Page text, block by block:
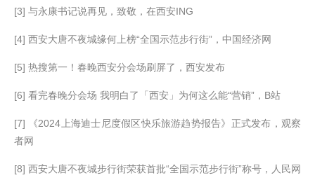
[3] 与永康书记说再见，致敬，在西安ING
[4] 西安大唐不夜城缘何上榜“全国示范步行街”，中国经济网
[5] 热搜第一！春晚西安分会场刷屏了，西安发布
[6] 看完春晚分会场 我明白了「西安」为何这么能“营销”，B站
[7] 《2024上海迪士尼度假区快乐旅游趋势报告》正式发布，观察
者网
[8] 西安大唐不夜城步行街荣获首批“全国示范步行街”称号，人民网